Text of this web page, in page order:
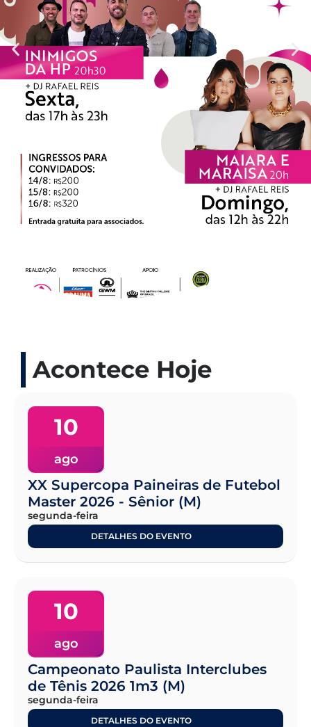
Acontece Hoje
10
ago
XX Supercopa Paineiras de Futebol
Master 2026 - Sênior (M)
segunda-feira
DETALHES DO EVENTO
10
ago
Campeonato Paulista Interclubes
de Tênis 2026 1m3 (M)
segunda-feira
DETALHES DO EVENTO